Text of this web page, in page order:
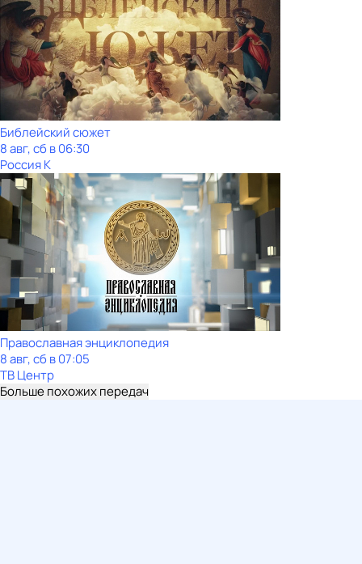
Библейский сюжет
8 авг, сб в 06:30
Россия К
Православная энциклопедия
8 авг, сб в 07:05
ТВ Центр
Больше похожих передач